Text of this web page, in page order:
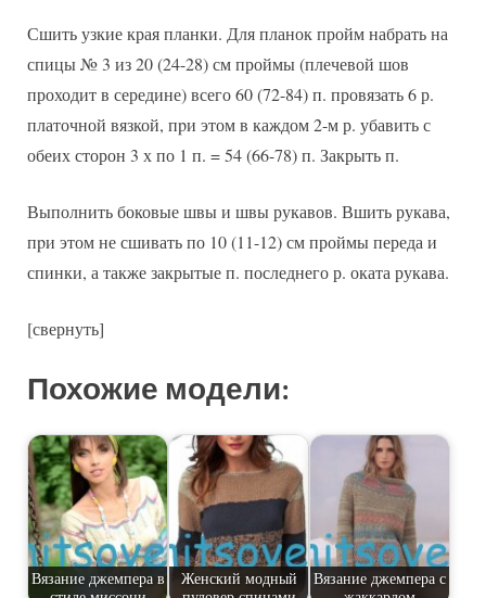
Сшить узкие края планки. Для планок пройм набрать на
спицы № 3 из 20 (24-28) см проймы (плечевой шов
проходит в середине) всего 60 (72-84) п. провязать 6 р.
платочной вязкой, пpи этом в каждом 2-м р. убавить с
обеих сторон 3 х по 1 п. = 54 (66-78) п. Закрыть п.
Выполнить боковые швы и швы рукавов. Вшить рукава,
пpи этом не сшивать по 10 (11-12) см проймы переда и
спинки, а также закрытые п. последнего р. оката рукава.
[свернуть]
Похожие модели:
Вязание джемпера в
Женский модный
Вязание джемпера с